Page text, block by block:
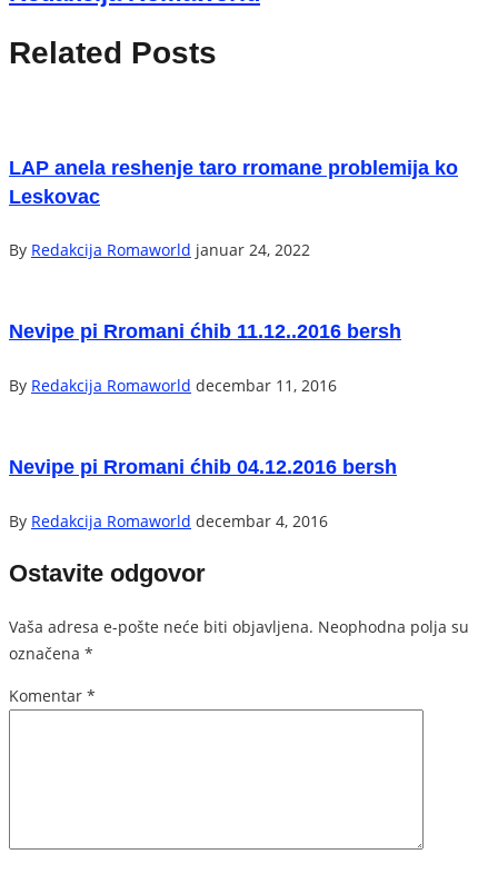
Related Posts
LAP anela reshenje taro rromane problemija ko
Leskovac
By Redakcija Romaworld januar 24, 2022
Nevipe pi Rromani ćhib 11.12..2016 bersh
By Redakcija Romaworld decembar 11, 2016
Nevipe pi Rromani ćhib 04.12.2016 bersh
By Redakcija Romaworld decembar 4, 2016
Ostavite odgovor
Vaša adresa e-pošte neće biti objavljena. Neophodna polja su
označena *
Komentar *